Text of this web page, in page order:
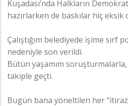
Kuşadası’nda Halkların
hazırlarken de baskılar hiç eksik
Çalıştığım belediyede işime sırf
nedeniyle son verildi.
Bütün yaşamım
takiple geçti.
Bugün bana yöneltilen her “itiraz